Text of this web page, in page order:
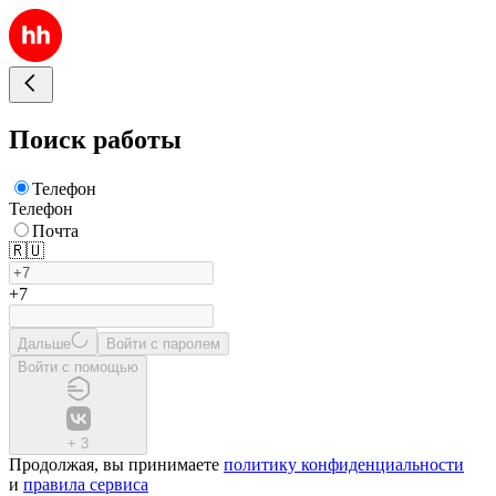
Поиск работы
Телефон
Телефон
Почта
🇷🇺
+7
Дальше
Войти с паролем
Войти с помощью
+ 3
Продолжая, вы принимаете политику конфиденциальности
и правила сервиса